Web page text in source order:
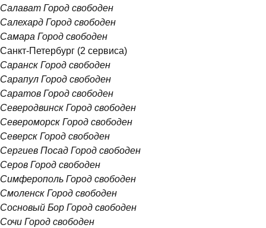
Салават Город свободен
Салехард Город свободен
Самара Город свободен
Санкт-Петербург (2 сервиса)
Саранск Город свободен
Сарапул Город свободен
Саратов Город свободен
Северодвинск Город свободен
Североморск Город свободен
Северск Город свободен
Сергиев Посад Город свободен
Серов Город свободен
Симферополь Город свободен
Смоленск Город свободен
Сосновый Бор Город свободен
Сочи Город свободен